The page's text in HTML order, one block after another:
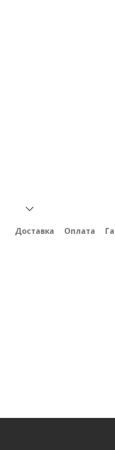
Доставка Оплата